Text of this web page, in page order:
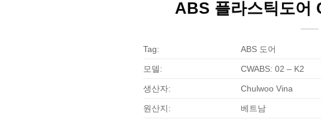
ABS 플라스틱도어
Tag: ABS 도어
모델: CWABS: 02 – K2
생산자: Chulwoo Vina
원산지: 베트남